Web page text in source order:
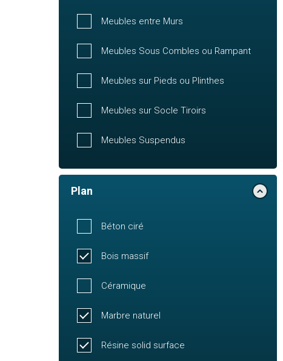
Meubles entre Murs
Meubles Sous Combles ou Rampant
Meubles sur Pieds ou Plinthes
Meubles sur Socle Tiroirs
Meubles Suspendus
Plan
Béton ciré
Bois massif
Céramique
Marbre naturel
Résine solid surface